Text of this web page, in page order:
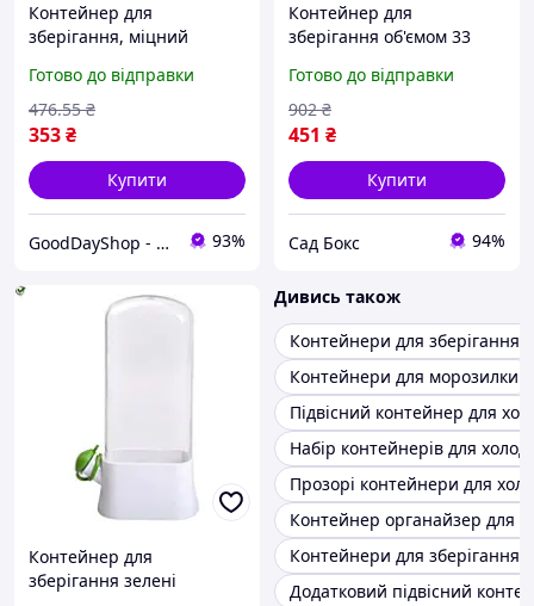
Контейнер для
зберігання, міцний
рішення для організації
простору в офісах і
будинках
Готово до відправки
353₴
476.55 ₴
Купити
GoodDayShop - Онлайн магазин різноманітних товарів 93%
Контейнер для
зберігання об'ємом 33
кришкою для зручного
використання й
організації простору
Готово до відправки
451 ₴
902 ₴
Купити
Сад Бокс 94%
Контейнер для
зберігання зелені
Дивись також
Контейнери для зберігання
Контейнери для морозилки
Підвісний контейнер для
Набір контейнерів для
Прозорі контейнери для
Контейнер органайзер для
Контейнери для зберігання
Додатковий підвісний